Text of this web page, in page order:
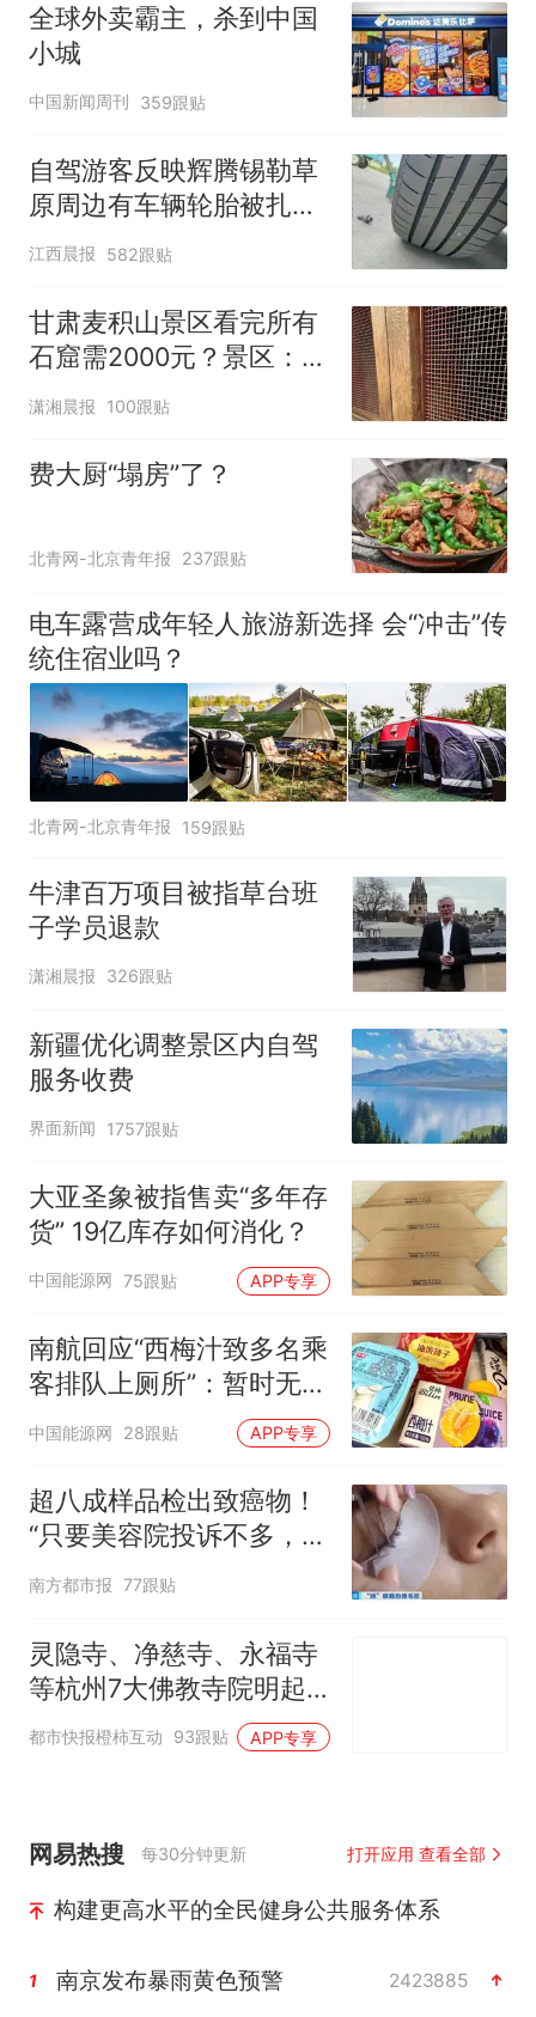
全球外卖霸主，杀到中国
小城
中国新闻周刊 359跟贴
自驾游客反映辉腾锡勒草
原周边有车辆轮胎被扎，
修理店铺换胎价格高达千
元，官方发布情况通报
江西晨报 582跟贴
甘肃麦积山景区看完所有
石窟需2000元？景区：部
分石窟受特别保护，游客
潇湘晨报 100跟贴
费大厨“塌房”了？
北青网-北京青年报 237跟贴
电车露营成年轻人旅游新选择 会“冲击”传
统住宿业吗？
北青网-北京青年报 159跟贴
牛津百万项目被指草台班
子学员退款
潇湘晨报 326跟贴
新疆优化调整景区内自驾
服务收费
界面新闻 1757跟贴
大亚圣象被指售卖“多年存
货” 19亿库存如何消化？
中国能源网 75跟贴 APP专享
南航回应“西梅汁致多名乘
客排队上厕所”：暂时无法
核查是否发放西梅汁
中国能源网 28跟贴 APP专享
超八成样品检出致癌物！
“只要美容院投诉不多，店
家就不会更换产品”
南方都市报 77跟贴
灵隐寺、净慈寺、永福寺
等杭州7大佛教寺院明起
临时关闭，别跑空了
都市快报橙柿互动 93跟贴 APP专享
网易热搜 每30分钟更新 打开应用 查看全部
构建更高水平的全民健身公共服务体系
1 南京发布暴雨黄色预警 2423885